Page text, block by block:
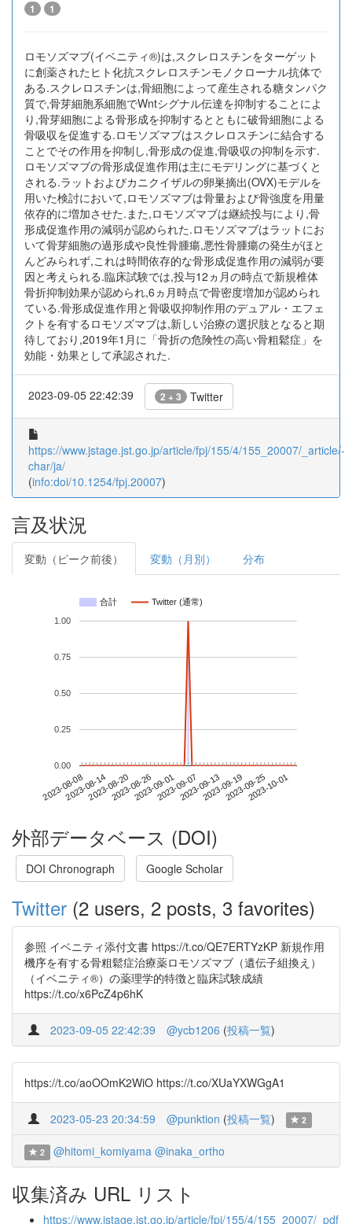
1 1
ロモソズマブ(イベニティ®)は,スクレロスチンをターゲット
に創薬されたヒト化抗スクレロスチンモノクローナル抗体で
ある.スクレロスチンは,骨細胞によって産生される糖タンパク
質で,骨芽細胞系細胞でWntシグナル伝達を抑制することによ
り,骨芽細胞による骨形成を抑制するとともに破骨細胞による
骨吸収を促進する.ロモソズマブはスクレロスチンに結合する
ことでその作用を抑制し,骨形成の促進,骨吸収の抑制を示す.
ロモソズマブの骨形成促進作用は主にモデリングに基づくと
される.ラットおよびカニクイザルの卵巣摘出(OVX)モデルを
用いた検討において,ロモソズマブは骨量および骨強度を用量
依存的に増加させた.また,ロモソズマブは継続投与により,骨
形成促進作用の減弱が認められた.ロモソズマブはラットにお
いて骨芽細胞の過形成や良性骨腫瘍,悪性骨腫瘍の発生がほと
んどみられず,これは時間依存的な骨形成促進作用の減弱が要
因と考えられる.臨床試験では,投与12ヵ月の時点で新規椎体
骨折抑制効果が認められ,6ヵ月時点で骨密度増加が認められ
ている.骨形成促進作用と骨吸収抑制作用のデュアル・エフェ
クトを有するロモソズマブは,新しい治療の選択肢となると期
待しており,2019年1月に「骨折の危険性の高い骨粗鬆症」を
効能・効果として承認された.
2023-09-05 22:42:39 2 + 3 Twitter
https://www.jstage.jst.go.jp/article/fpj/155/4/155_20007/_article/-
char/ja/
(info:doi/10.1254/fpj.20007)
言及状況
変動（ピーク前後） 変動（月別） 分布
合計 Twitter (通常)
2023-08-082023-08-142023-08-202023-08-262023-09-012023-09-072023-09-132023-09-192023-09-252023-10-01
0.00
0.25
0.50
0.75
1.00
外部データベース (DOI)
DOI Chronograph Google Scholar
Twitter (2 users, 2 posts, 3 favorites)
参照 イベニティ添付文書 https://t.co/QE7ERTYzKP 新規作用
機序を有する骨粗鬆症治療薬ロモソズマブ（遺伝子組換え）
（イベニティ®）の薬理学的特徴と臨床試験成績
https://t.co/x6PcZ4p6hK
2023-09-05 22:42:39 @ycb1206 (投稿一覧)
https://t.co/aoOOmK2WiO https://t.co/XUaYXWGgA1
2023-05-23 20:34:59 @punktion (投稿一覧) 2
2 @hitomi_komiyama @inaka_ortho
収集済み URL リスト
https://www.jstage.jst.go.jp/article/fpj/155/4/155_20007/_pdf